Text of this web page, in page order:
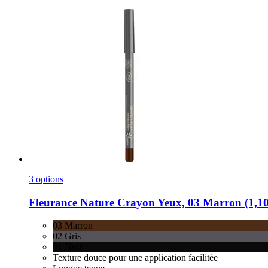
3 options
Fleurance Nature Crayon Yeux, 03 Marron
03 Marron
02 Gris
Texture douce pour une application facilitée